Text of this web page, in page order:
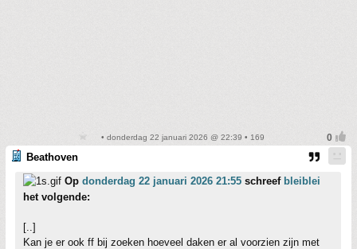
• donderdag 22 januari 2026 @ 22:39 • 169
Beathoven
Op donderdag 22 januari 2026 21:55 schreef bleiblei
het volgende:
[..]
Kan je er ook ff bij zoeken hoeveel daken er al voorzien zijn met